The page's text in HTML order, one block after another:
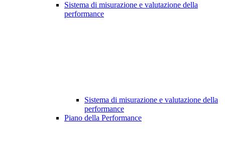
Sistema di misurazione e valutazione della
performance
Sistema di misurazione e valutazione della
performance
Piano della Performance